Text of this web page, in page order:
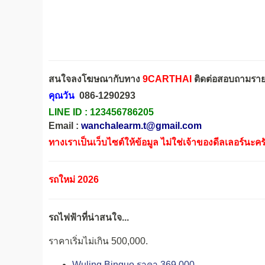
สนใจลงโฆษณากับทาง 9CARTHAI ติดต่อสอบถามรา
คุณวัน 086-1290293
LINE ID : 123456786205
Email : wanchalearm.t@gmail.com
ทางเราเป็นเว็บไซต์ให้ข้อมูล ไม่ใช่เจ้าของดีลเลอร์นะค
รถใหม่ 2026
รถไฟฟ้าที่น่าสนใจ...
ราคาเริ่มไม่เกิน 500,000.